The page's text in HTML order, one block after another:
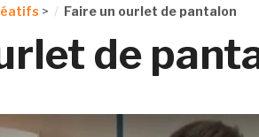
> Faire un ourlet de pantalon
de